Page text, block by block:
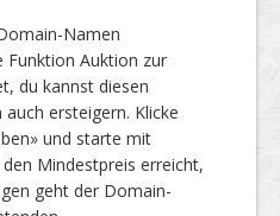
Namen
Funktion Auktion zur
du kannst diesen
ersteigern. Klicke
und starte mit
Mindestpreis erreicht,
geht der Domain-